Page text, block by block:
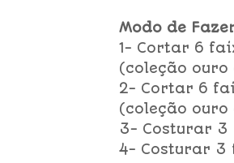
Modo de
1- Cortar 6
(coleção ouro
2- Cortar 6
(coleção ouro
3- Costurar 3
4- Costurar 3